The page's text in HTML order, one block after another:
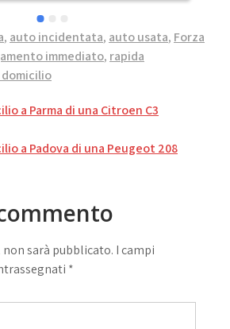
vi terrò presente in futuro.
, auto incidentata, auto usata, Forza
immediato, rapida
a Parma di una Citroen C3
a Padova di una Peugeot 208
sarà pubblicato. I campi
*